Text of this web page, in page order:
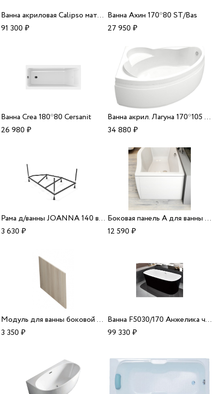
Ванна акриловая Calipso матовый белый 170*80*53 Alparini
91 300₽
Ванна Ахин 170*80 ST/Bas
27 950₽
Ванна Crea 180*80 Cersanit
26 980₽
Ванна акрил. Лагуна 170*105 R Dias
34 880₽
Рама д/ванны JOANNA 140 в комплекте со сборочным пакетом,Сорт1/18шт Cersanit
3 630₽
Боковая панель А для ванны Magnolia R 75 Ravak
12 590₽
Модуль для ванны боковой ясень Smart 80 Cersanit B-PM-SMART*80
3 350₽
Ванна F5030/170 Анжелика черная Fiinn
99 330₽